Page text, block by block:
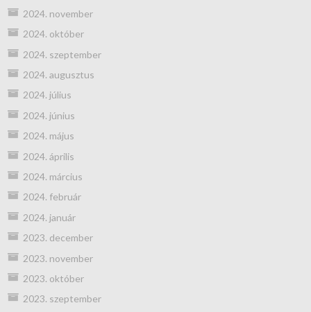
2024. november
2024. október
2024. szeptember
2024. augusztus
2024. július
2024. június
2024. május
2024. április
2024. március
2024. február
2024. január
2023. december
2023. november
2023. október
2023. szeptember